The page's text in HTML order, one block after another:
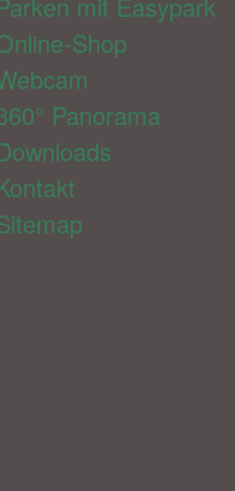
Shop
Panorama